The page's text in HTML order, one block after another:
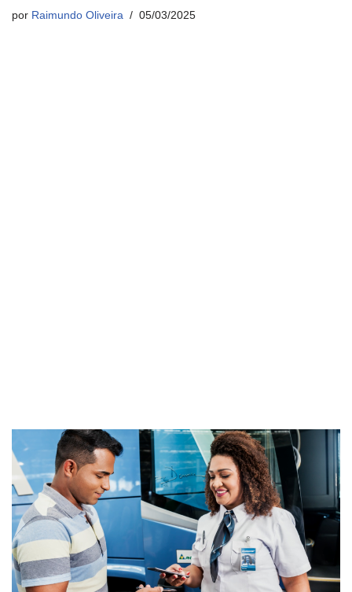
por Raimundo Oliveira 05/03/2025